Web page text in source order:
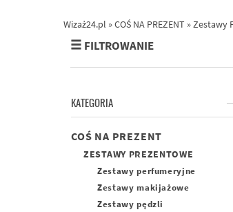
Wizaż24.pl »COŚ NA PREZENT »Zestawy
FILTROWANIE
KATEGORIA
COŚ NA PREZENT
ZESTAWY PREZENTOWE
Zestawy perfumeryjne
Zestawy makijażowe
Zestawy pędzli